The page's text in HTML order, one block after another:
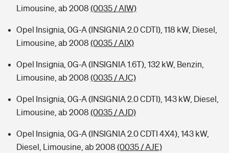
Limousine, ab 2008 (0035 / AIW)
Opel Insignia, 0G-A (INSIGNIA 2.0 CDTI), 118 kW, Diesel,
Limousine, ab 2008 (0035 / AIX)
Opel Insignia, 0G-A (INSIGNIA 1.6T), 132 kW, Benzin,
Limousine, ab 2008 (0035 / AJC)
Opel Insignia, 0G-A (INSIGNIA 2.0 CDTI), 143 kW, Diesel,
Limousine, ab 2008 (0035 / AJD)
Opel Insignia, 0G-A (INSIGNIA 2.0 CDTI 4X4), 143 kW,
Diesel, Limousine, ab 2008 (0035 / AJE)